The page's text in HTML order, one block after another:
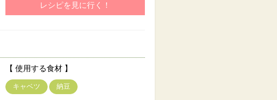
レシピを見に行く！
【 使用する食材 】
キャベツ 納豆